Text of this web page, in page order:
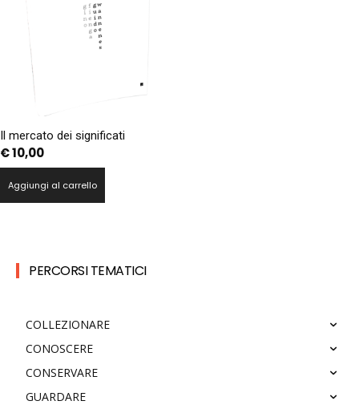
Il mercato dei significati
€10,00
Aggiungi al carrello
PERCORSI TEMATICI
COLLEZIONARE
CONOSCERE
CONSERVARE
GUARDARE